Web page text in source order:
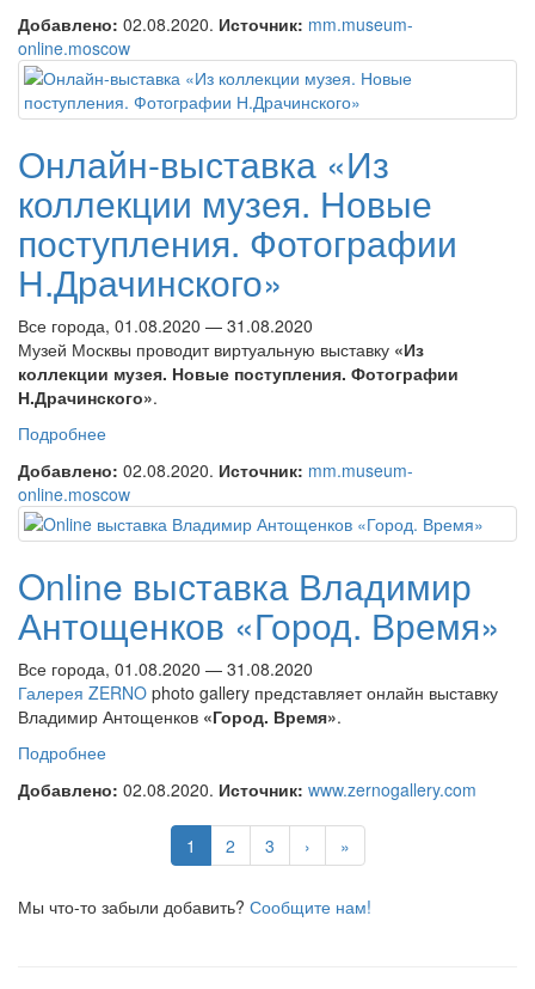
Добавлено: 02.08.2020. Источник: mm.museum-
online.moscow
Онлайн-выставка «Из
коллекции музея. Новые
поступления. Фотографии
Н.Драчинского»
Все города, 01.08.2020 — 31.08.2020
Музей Москвы проводит виртуальную выставку «Из
коллекции музея. Новые поступления. Фотографии
Н.Драчинского».
Подробнее
Добавлено: 02.08.2020. Источник: mm.museum-
online.moscow
Online выставка Владимир
Антощенков «Город. Время»
Все города, 01.08.2020 — 31.08.2020
Галерея ZERNO photo gallery представляет онлайн выставку
Владимир Антощенков «Город. Время».
Подробнее
Добавлено: 02.08.2020. Источник: www.zernogallery.com
1 2 3 › »
Мы что-то забыли добавить? Сообщите нам!